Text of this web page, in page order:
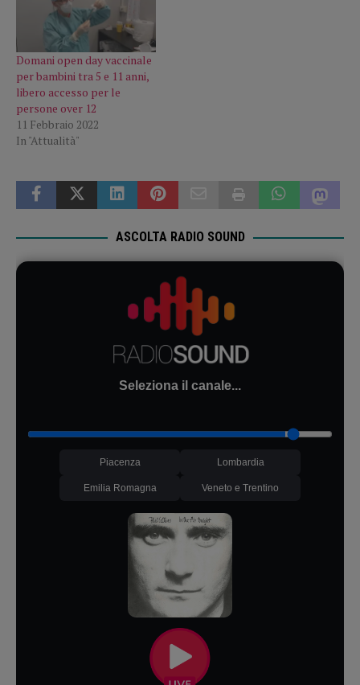
Domani open day vaccinale
per bambini tra 5 e 11 anni,
libero accesso per le
persone over 12
11 Febbraio 2022
In "Attualità"
ASCOLTA RADIO SOUND
Seleziona il canale...
Piacenza Lombardia
Emilia Romagna Veneto e Trentino